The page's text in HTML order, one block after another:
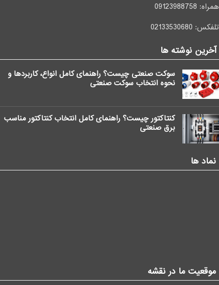
همراه: 09123988758
تلفکس: 02133530680
آخرین نوشته ها
سوکت صنعتی چیست؟ راهنمای کامل انواع، کاربردها و
نحوه انتخاب سوکت صنعتی
کنتاکتور چیست؟ راهنمای کامل انتخاب کنتاکتور مناسب
برق صنعتی
نماد ها
موقعیت ما در نقشه